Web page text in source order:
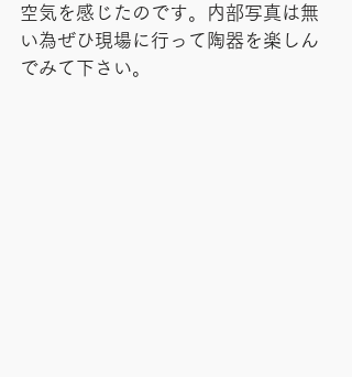
空気を感じたのです。内部写真は無
い為ぜひ現場に行って陶器を楽しん
でみて下さい。